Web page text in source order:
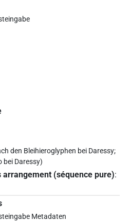
den Bleihieroglyphen bei Daressy;
bei Daressy)
arrangement (séquence pure):
Metadaten